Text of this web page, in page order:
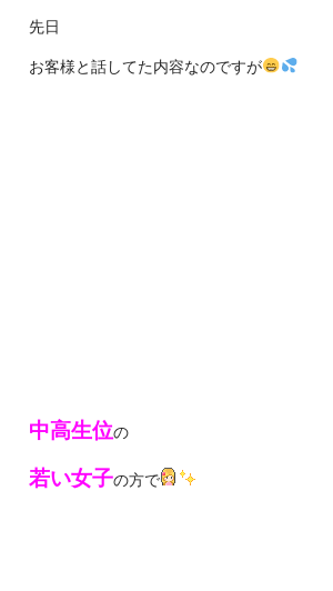
先日
お客様と話してた内容なのですが
中高生位の
若い女子の方で